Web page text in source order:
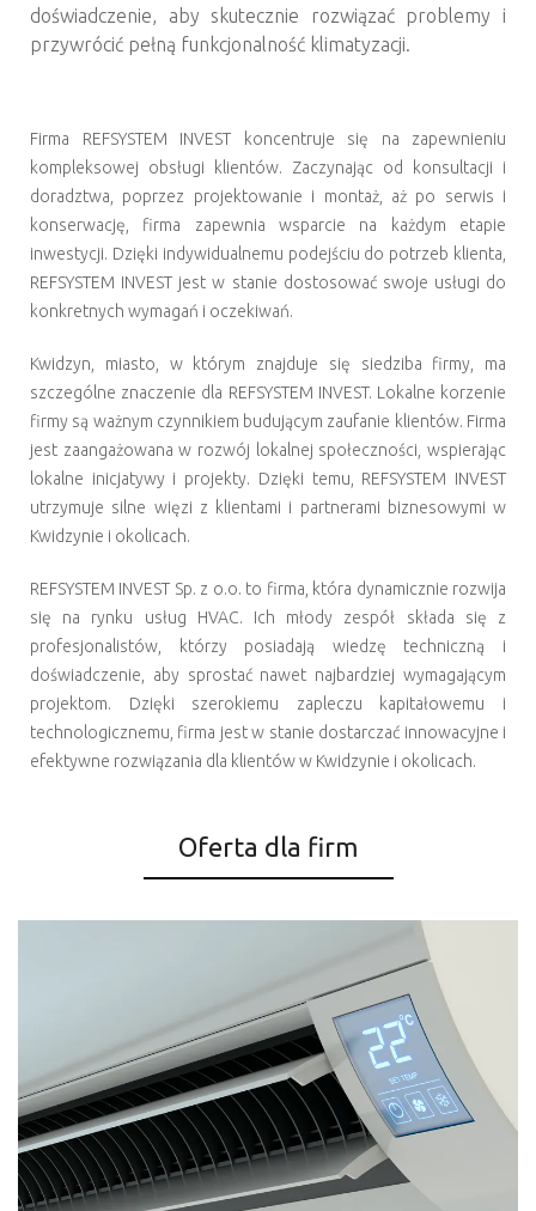
doświadczenie, aby skutecznie rozwiązać problemy i
przywrócić pełną funkcjonalność klimatyzacji.
Firma REFSYSTEM INVEST koncentruje się na zapewnieniu
kompleksowej obsługi klientów. Zaczynając od konsultacji i
doradztwa, poprzez projektowanie i montaż, aż po serwis i
konserwację, firma zapewnia wsparcie na każdym etapie
inwestycji. Dzięki indywidualnemu podejściu do potrzeb klienta,
REFSYSTEM INVEST jest w stanie dostosować swoje usługi do
konkretnych wymagań i oczekiwań.
Kwidzyn, miasto, w którym znajduje się siedziba firmy, ma
szczególne znaczenie dla REFSYSTEM INVEST. Lokalne korzenie
firmy są ważnym czynnikiem budującym zaufanie klientów. Firma
jest zaangażowana w rozwój lokalnej społeczności, wspierając
lokalne inicjatywy i projekty. Dzięki temu, REFSYSTEM INVEST
utrzymuje silne więzi z klientami i partnerami biznesowymi w
Kwidzynie i okolicach.
REFSYSTEM INVEST Sp. z o.o. to firma, która dynamicznie rozwija
się na rynku usług HVAC. Ich młody zespół składa się z
profesjonalistów, którzy posiadają wiedzę techniczną i
doświadczenie, aby sprostać nawet najbardziej wymagającym
projektom. Dzięki szerokiemu zapleczu kapitałowemu i
technologicznemu, firma jest w stanie dostarczać innowacyjne i
efektywne rozwiązania dla klientów w Kwidzynie i okolicach.
Oferta dla firm